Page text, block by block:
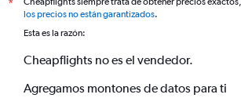
*
los precios no están garantizados.
Esta es la razón:
Cheapflights no es el vendedor.
Agregamos montones de datos para ti